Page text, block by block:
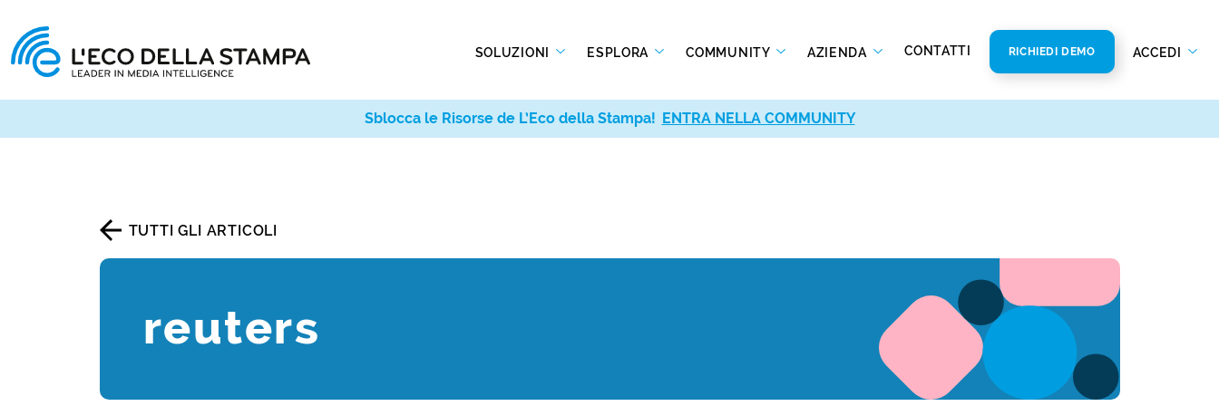
SOLUZIONI ESPLORA COMMUNITY AZIENDA CONTATTI RICHIEDI DEMO ACCEDI
TUTTI GLI ARTICOLI
reuters
Sblocca le Risorse de L’Eco della Stampa! ENTRA NELLA COMMUNITY